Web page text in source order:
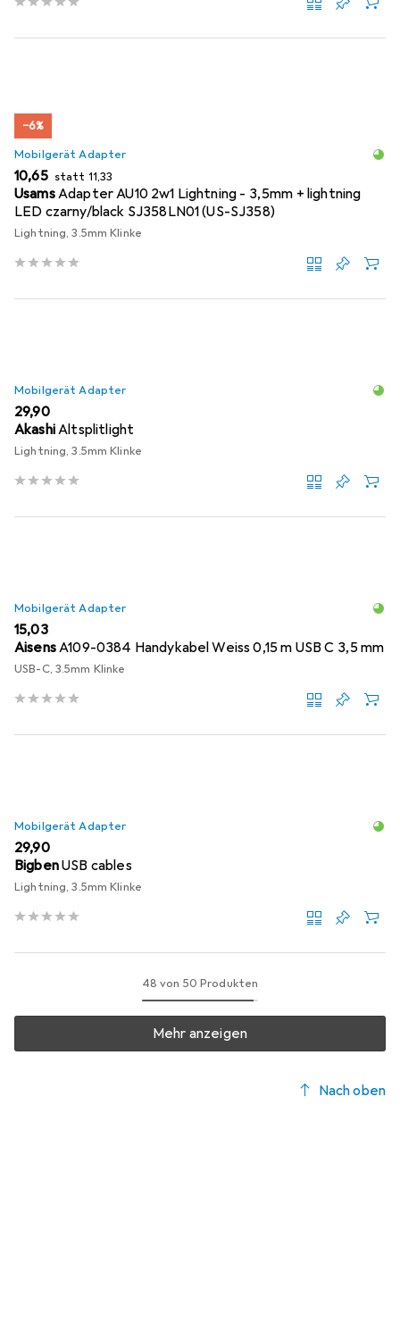
−6%
Mobilgerät Adapter
EUR
10,65 statt EUR
11,33
UsamsAdapter AU10 2w1 Lightning - 3,5mm + lightning
LED czarny/black SJ358LN01 (US-SJ358)
Lightning, 3.5mm Klinke
Mobilgerät Adapter
EUR
29,90
AkashiAltsplitlight
Lightning, 3.5mm Klinke
Mobilgerät Adapter
EUR
15,03
AisensA109-0384 Handykabel Weiss 0,15 m USB C 3,5 mm
USB-C, 3.5mm Klinke
Mobilgerät Adapter
EUR
29,90
BigbenUSB cables
Lightning, 3.5mm Klinke
48 von 50 Produkten
Mehr anzeigen
Nach oben